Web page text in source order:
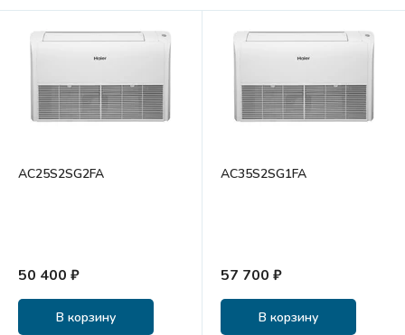
AC25S2SG2FA
50 400 ₽
В корзину
AC35S2SG1FA
57 700 ₽
В корзину